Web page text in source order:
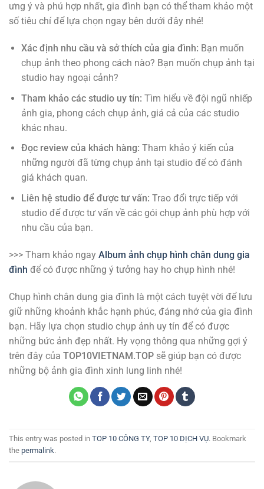
ưng ý và phú hợp nhất, gia đình bạn có thể tham khảo một
số tiêu chí để lựa chọn ngay bên dưới đây nhé!
Xác định nhu cầu và sở thích của gia đình: Bạn muốn
chụp ảnh theo phong cách nào? Bạn muốn chụp ảnh tại
studio hay ngoại cảnh?
Tham khảo các studio uy tín: Tìm hiểu về đội ngũ nhiếp
ảnh gia, phong cách chụp ảnh, giá cả của các studio
khác nhau.
Đọc review của khách hàng: Tham khảo ý kiến của
những người đã từng chụp ảnh tại studio để có đánh
giá khách quan.
Liên hệ studio để được tư vấn: Trao đổi trực tiếp với
studio để được tư vấn về các gói chụp ảnh phù hợp với
nhu cầu của bạn.
>>> Tham khảo ngay Album ảnh chụp hình chân dung gia
đình để có được những ý tưởng hay ho chụp hình nhé!
Chụp hình chân dung gia đình là một cách tuyệt vời để lưu
giữ những khoảnh khắc hạnh phúc, đáng nhớ của gia đình
bạn. Hãy lựa chọn studio chụp ảnh uy tín để có được
những bức ảnh đẹp nhất. Hy vọng thông qua những gợi ý
trên đây của TOP10VIETNAM.TOP sẽ giúp bạn có được
những bộ ảnh gia đình xinh lung linh nhé!
This entry was posted in TOP 10 CÔNG TY, TOP 10 DỊCH VỤ. Bookmark
the permalink.